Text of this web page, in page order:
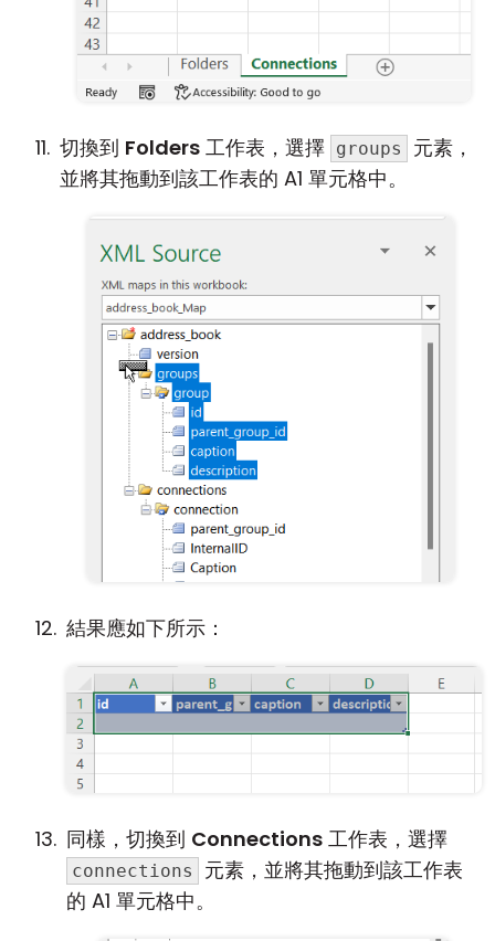
切換到 Folders 工作表，選擇 groups
元素，
並將其拖動到該工作表的 A1 單元格中。
結果應如下所示：
同樣，切換到 Connections 工作表，選擇
connections
元素，並將其拖動到該工作表
的 A1 單元格中。